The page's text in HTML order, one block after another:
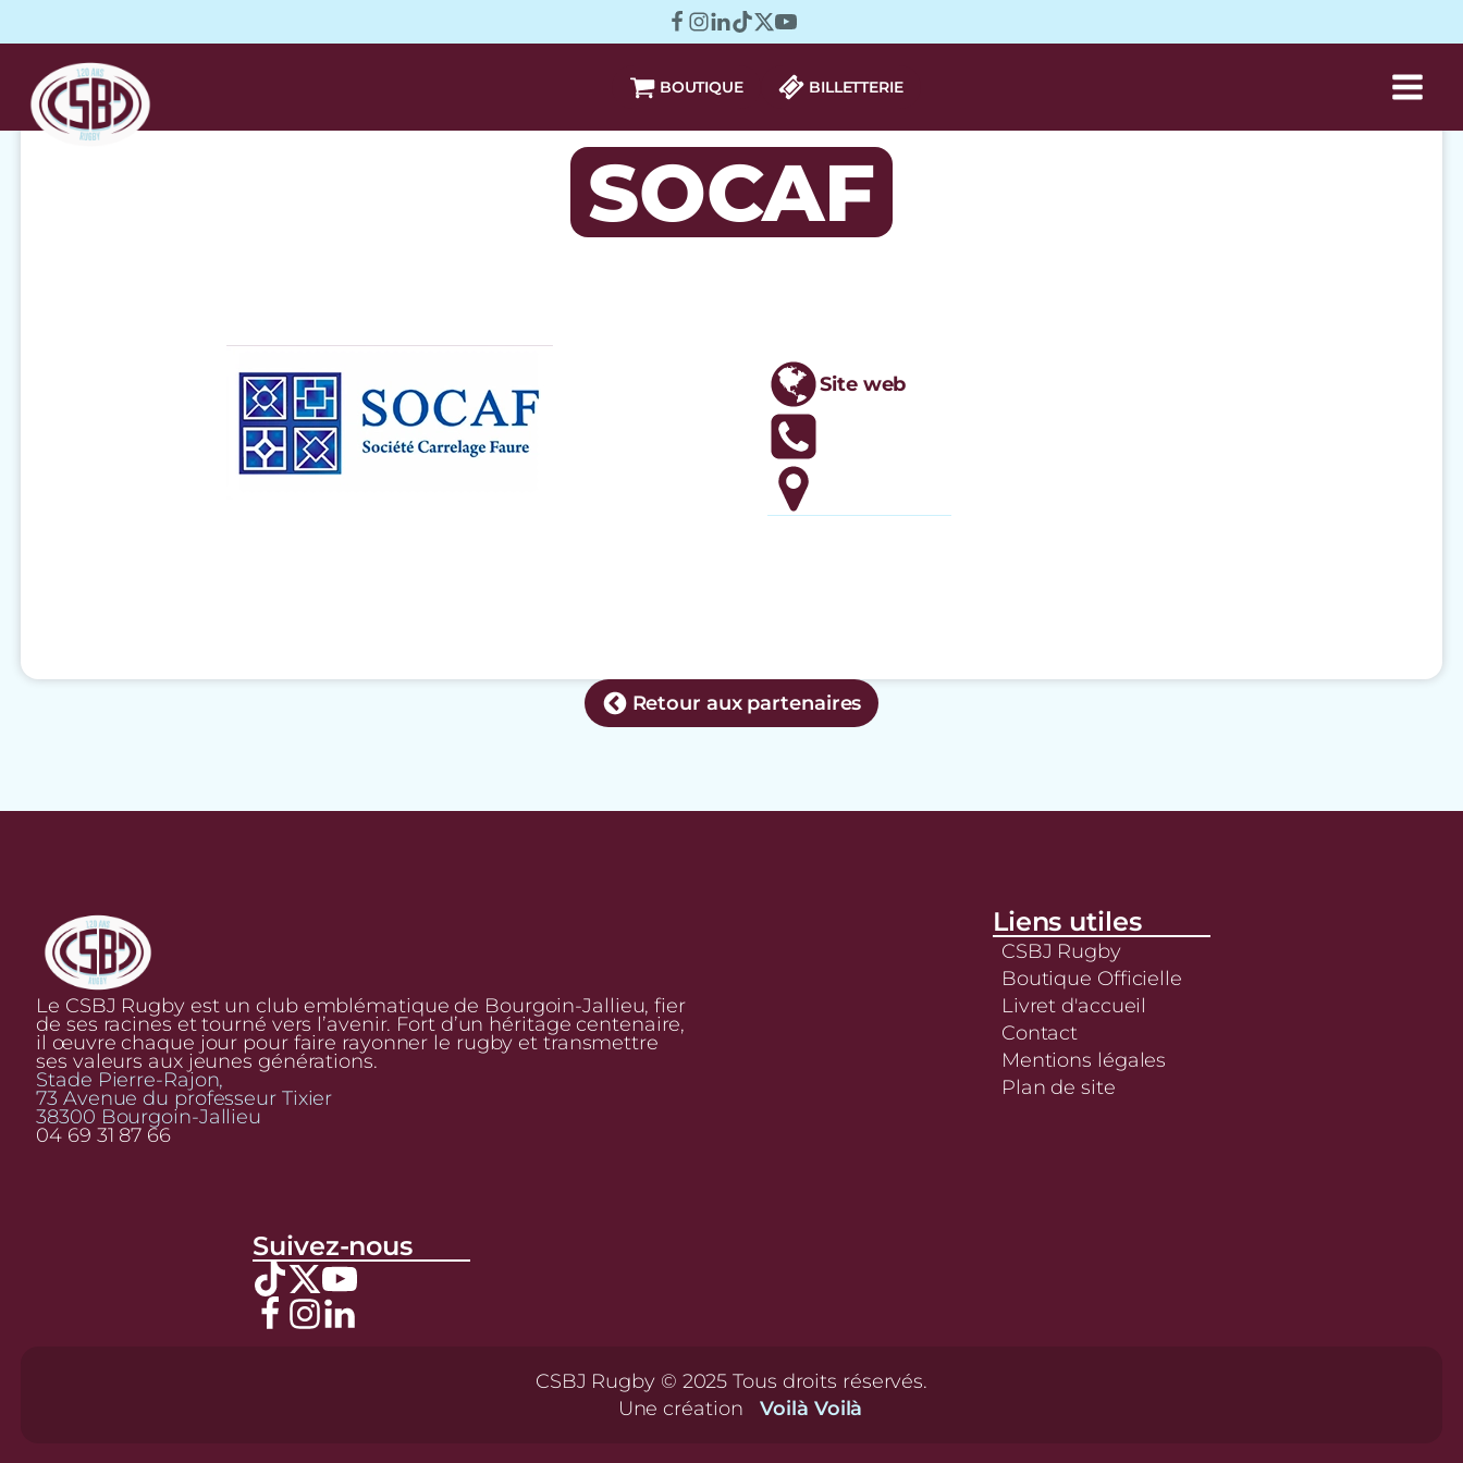
BOUTIQUE BILLETTERIE
SOCAF
Site web
Retour aux partenaires
Le CSBJ Rugby est un club emblématique de Bourgoin-Jallieu, fier
de ses racines et tourné vers l’avenir. Fort d’un héritage centenaire,
il œuvre chaque jour pour faire rayonner le rugby et transmettre
ses valeurs aux jeunes générations.
Stade Pierre-Rajon,
73 Avenue du professeur Tixier
38300 Bourgoin-Jallieu
04 69 31 87 66
Liens utiles
CSBJ Rugby
Boutique Officielle
Livret d'accueil
Contact
Mentions légales
Plan de site
Suivez-nous
CSBJ Rugby © 2025 Tous droits réservés.
Une création
Voilà Voilà